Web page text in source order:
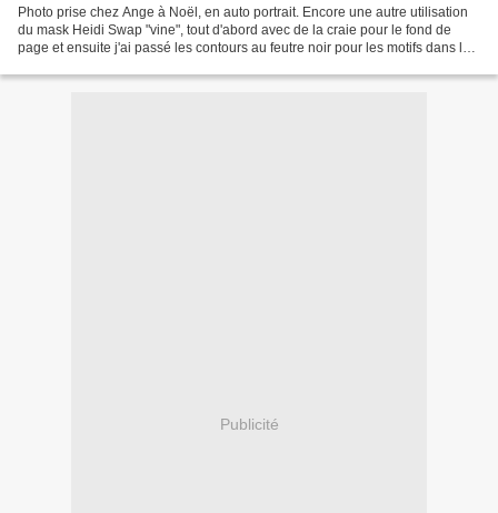
Photo prise chez Ange à Noël, en auto portrait. Encore une autre utilisation
du mask Heidi Swap "vine", tout d'abord avec de la craie pour le fond de
page et ensuite j'ai passé les contours au feutre noir pour les motifs dans les
Publicité